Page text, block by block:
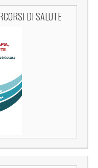
DI SALUTE